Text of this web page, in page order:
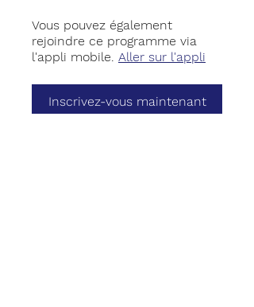
Vous pouvez également
rejoindre ce programme via
l'appli mobile. Aller sur l'appli
Inscrivez-vous maintenant